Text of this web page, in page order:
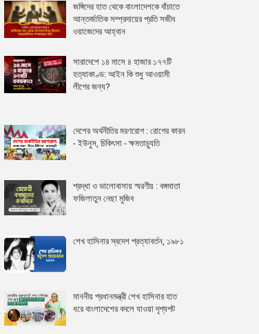
জঙ্গিদের হাত থেকে বাংলাদেশকে বাঁচাতে
আন্তর্জাতিক সম্প্রদায়ের প্রতি সজীব
ওয়াজেদের আহ্বান
সারাদেশে ১৪ মাসে ৪ হাজার ১৭৭টি
হত্যাকাণ্ড: আইন কি শুধু আওয়ামী
লীগের জন্য?
দেশের অর্থনীতির মরণরোগ : রোগের কারন
- ইউনুস, চিকিৎসা - ক্ষমতাচ্যুতি
শ্রদ্ধা ও ভালোবাসায় স্মরণীয় : বঙ্গমাতা
ফজিলাতুন নেছা মুজিব
শেখ হাসিনার স্বদেশ প্রত্যাবর্তন, ১৯৮১
মাননীয় প্রধানমন্ত্রী শেখ হাসিনার হাত
ধরে বাংলাদেশের বদলে যাওয়া দৃশ্যপট